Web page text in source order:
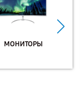
МОНИТОРЫ